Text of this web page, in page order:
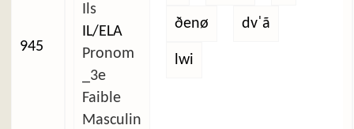
945
Ils
IL/ELA
Pronom
_3e
Faible
Masculin
ðenø dvˈã
lwi